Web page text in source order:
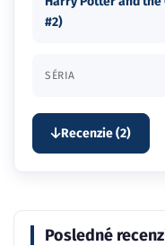
#2)
SÉRIA
Recenzie (2)
Posledné